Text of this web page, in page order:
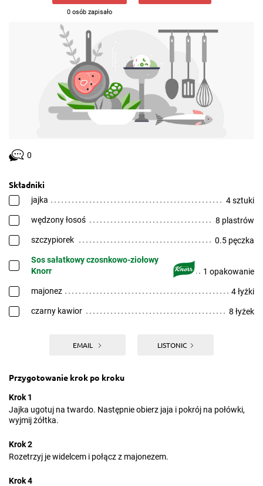
0 osób zapisało
0
Składniki
jajka 4 sztuki
wędzony łosoś 8 plastrów
szczypiorek 0.5 pęczka
Sos sałatkowy czosnkowo-ziołowy
Knorr
1 opakowanie
majonez 4 łyżki
czarny kawior 8 łyżek
EMAIL LISTONIC
Przygotowanie krok po kroku
Krok 1
Jajka ugotuj na twardo. Następnie obierz jaja i pokrój na połówki,
wyjmij żółtka.
Krok 2
Rozetrzyj je widelcem i połącz z majonezem.
Krok 4